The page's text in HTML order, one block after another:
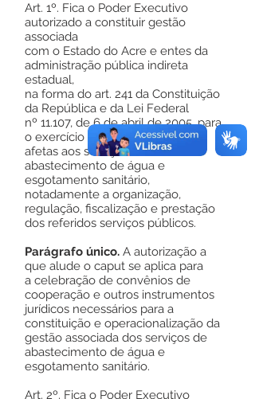
Art. 1º. Fica o Poder Executivo
autorizado a constituir gestão
associada
com o Estado do Acre e entes da
administração pública indireta
estadual,
na forma do art. 241 da Constituição
da República e da Lei Federal
nº 11.107, de 6 de abril de 2005, para
o exercício de funções públicas
afetas aos serviços de
abastecimento de água e
esgotamento sanitário,
notadamente a organização,
regulação, fiscalização e prestação
dos referidos serviços públicos.
Parágrafo único. A autorização a
que alude o caput se aplica para
a celebração de convênios de
cooperação e outros instrumentos
jurídicos necessários para a
constituição e operacionalização da
gestão associada dos serviços de
abastecimento de água e
esgotamento sanitário.
Art. 2º. Fica o Poder Executivo